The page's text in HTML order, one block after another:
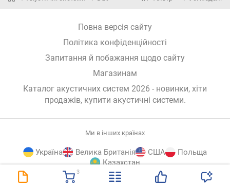
3
Повна версія сайту
Політика конфіденційності
Запитання й побажання щодо сайту
Магазинам
Каталог акустичних систем 2026 - новинки, хіти
продажів, купити акустичні системи.
Ми в інших країнах
Україна Велика Британія США
Польща
Казахстан